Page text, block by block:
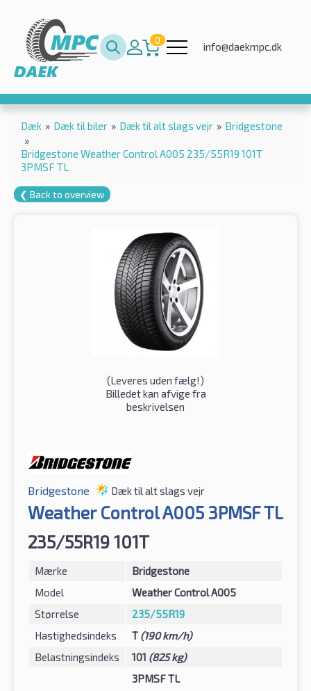
0
info@daekmpc.dk
Dæk » Dæk til biler » Dæk til alt slags vejr » Bridgestone
»
Bridgestone Weather Control A005 235/55R19 101T
3PMSF TL
❮ Back to overview
(Leveres uden fælg!)
Billedet kan afvige fra
beskrivelsen
Bridgestone Dæk til alt slags vejr
Weather Control A005 3PMSF TL
235/55R19 101T
Mærke
Bridgestone
Model
Weather Control A005
Størrelse
235/55R19
Hastighedsindeks
T (190 km/h)
Belastningsindeks
101 (825 kg)
3PMSF TL